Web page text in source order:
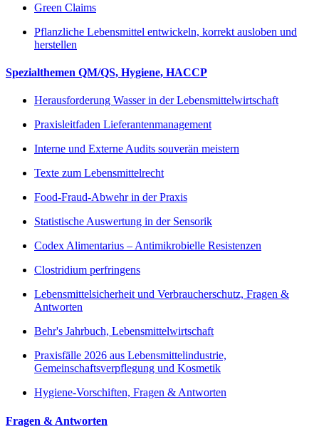
Green Claims
Pflanzliche Lebensmittel entwickeln, korrekt ausloben und
herstellen
Spezialthemen QM/QS, Hygiene, HACCP
Herausforderung Wasser in der Lebensmittelwirtschaft
Praxisleitfaden Lieferantenmanagement
Interne und Externe Audits souverän meistern
Texte zum Lebensmittelrecht
Food-Fraud-Abwehr in der Praxis
Statistische Auswertung in der Sensorik
Codex Alimentarius – Antimikrobielle Resistenzen
Clostridium perfringens
Lebensmittelsicherheit und Verbraucherschutz, Fragen &
Antworten
Behr's Jahrbuch, Lebensmittelwirtschaft
Praxisfälle 2026 aus Lebensmittelindustrie,
Gemeinschaftsverpflegung und Kosmetik
Hygiene-Vorschiften, Fragen & Antworten
Fragen & Antworten